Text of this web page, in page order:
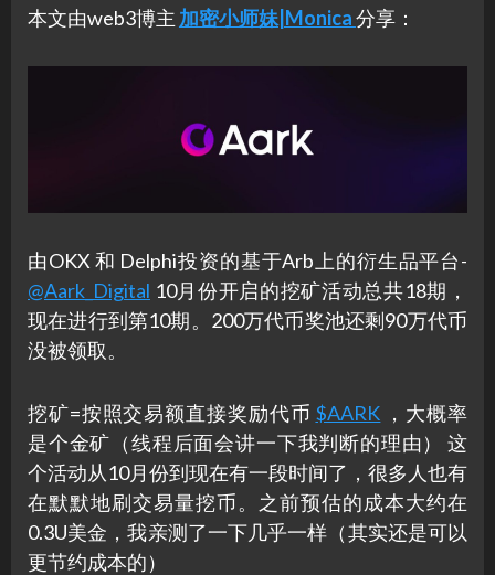
本文由web3博主 加密小师妹|Monica分享：
由OKX 和 Delphi投资的基于Arb上的衍生品平台-
@Aark_Digital 10月份开启的挖矿活动总共18期，
现在进行到第10期。200万代币奖池还剩90万代币
没被领取。
挖矿=按照交易额直接奖励代币 $AARK ，大概率
是个金矿（线程后面会讲一下我判断的理由） 这
个活动从10月份到现在有一段时间了，很多人也有
在默默地刷交易量挖币。之前预估的成本大约在
0.3U美金，我亲测了一下几乎一样（其实还是可以
更节约成本的）